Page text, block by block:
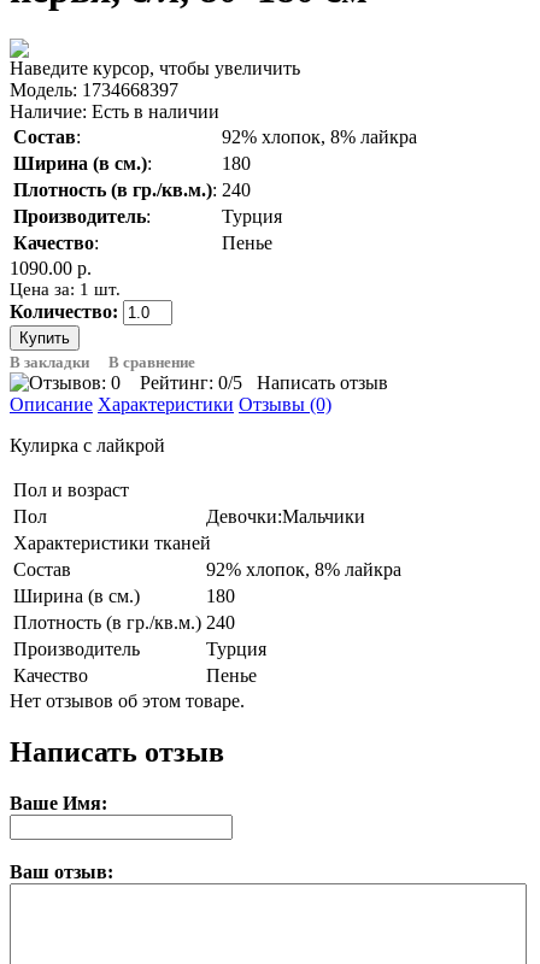
Наведите курсор, чтобы увеличить
Модель: 1734668397
Наличие: Есть в наличии
Состав:
92% хлопок, 8% лайкра
Ширина (в см.):
180
Плотность (в гр./кв.м.): 240
Производитель:
Турция
Качество:
Пенье
1090.00 р.
Цена за: 1 шт.
Количество:
В закладки В сравнение
Рейтинг: 0/5
Написать отзыв
Описание Характеристики Отзывы (0)
Кулирка с лайкрой
Пол и возраст
Пол
Девочки:Мальчики
Характеристики тканей
Состав
92% хлопок, 8% лайкра
Ширина (в см.)
180
Плотность (в гр./кв.м.) 240
Производитель
Турция
Качество
Пенье
Нет отзывов об этом товаре.
Написать отзыв
Ваше Имя:
Ваш отзыв: